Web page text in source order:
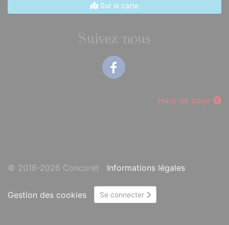
Sur la carte
Suivez-nous
Haut de page
© 2016-2026 Concoret Informations légales
Gestion des cookies Se connecter